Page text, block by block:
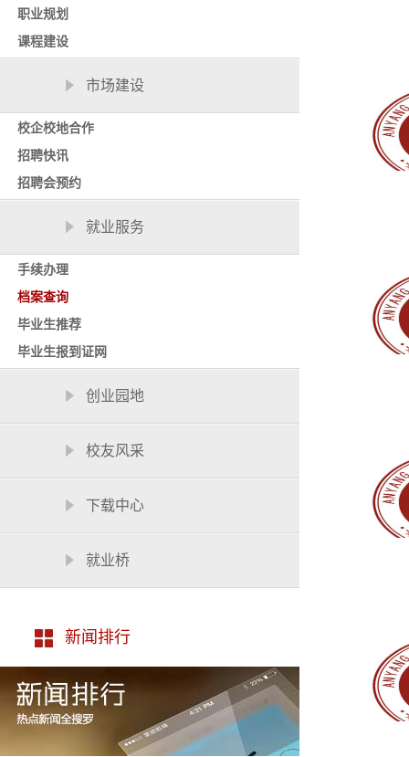
职业规划
课程建设
市场建设
校企校地合作
招聘快讯
招聘会预约
就业服务
手续办理
档案查询
毕业生推荐
毕业生报到证网
创业园地
校友风采
下载中心
就业桥
新闻排行